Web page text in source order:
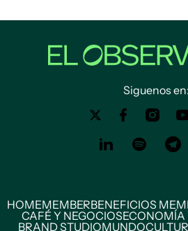
Siguenos en:
HOMEMEMBERBENEFICIOS
CAFÉ Y NEGOCIOSECONOMÍA
BRAND STUDIOMUNDO